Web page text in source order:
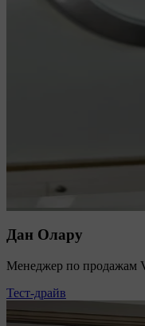
Дан Олару
Менеджер по продажам
Тест-драйв